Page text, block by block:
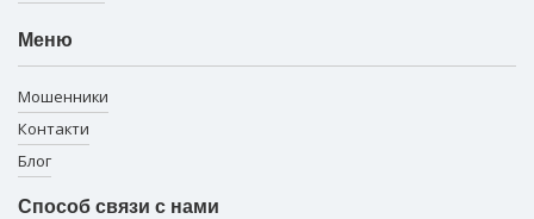
Меню
Мошенники
Контакти
Блог
Способ связи с нами